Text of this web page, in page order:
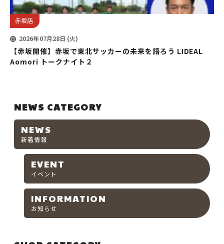
赤坂店
2026年07月28日 (火)
【赤坂開催】赤坂で東北サッカーの未来を語ろう LIDEAL
Aomori トークナイト２
NEWS CATEGORY
NEWS
新着情報
EVENT
イベント
INFORMATION
お知らせ